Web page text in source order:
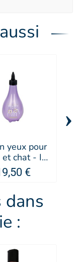
yeux pour
et chat - IV
BERNARD
€
›
: